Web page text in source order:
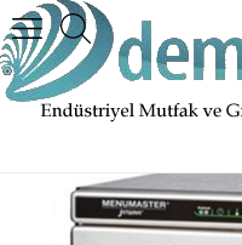
Menumaster Hızlı Pişirme Fırını Jet519v2 Modeli (Katalizörlü)